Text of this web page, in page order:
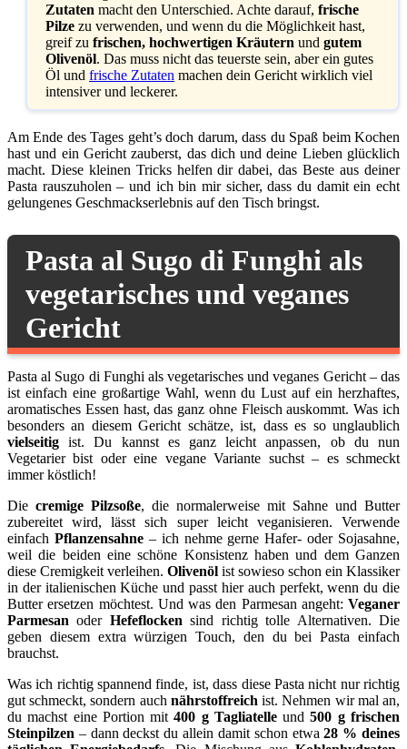
Zutaten macht den Unterschied. Achte darauf, frische
Pilze zu verwenden, und wenn du die Möglichkeit hast,
greif zu frischen, hochwertigen Kräutern und gutem
Olivenöl. Das muss nicht das teuerste sein, aber ein gutes
Öl und frische Zutaten machen dein Gericht wirklich viel
intensiver und leckerer.
Am Ende des Tages geht’s doch darum, dass du Spaß beim Kochen
hast und ein Gericht zauberst, das dich und deine Lieben glücklich
macht. Diese kleinen Tricks helfen dir dabei, das Beste aus deiner
Pasta rauszuholen – und ich bin mir sicher, dass du damit ein echt
gelungenes Geschmackserlebnis auf den Tisch bringst.
Pasta al Sugo di Funghi als
vegetarisches und veganes
Gericht
Pasta al Sugo di Funghi als vegetarisches und veganes Gericht – das
ist einfach eine großartige Wahl, wenn du Lust auf ein herzhaftes,
aromatisches Essen hast, das ganz ohne Fleisch auskommt. Was ich
besonders an diesem Gericht schätze, ist, dass es so unglaublich
vielseitig ist. Du kannst es ganz leicht anpassen, ob du nun
Vegetarier bist oder eine vegane Variante suchst – es schmeckt
immer köstlich!
Die cremige Pilzsoße, die normalerweise mit Sahne und Butter
zubereitet wird, lässt sich super leicht veganisieren. Verwende
einfach Pflanzensahne– ich nehme gerne Hafer- oder Sojasahne,
weil die beiden eine schöne Konsistenz haben und dem Ganzen
diese Cremigkeit verleihen. Olivenöl ist sowieso schon ein Klassiker
in der italienischen Küche und passt hier auch perfekt, wenn du die
Butter ersetzen möchtest. Und was den Parmesan angeht: Veganer
Parmesan oder Hefeflocken sind richtig tolle Alternativen. Die
geben diesem extra würzigen Touch, den du bei Pasta einfach
brauchst.
Was ich richtig spannend finde, ist, dass diese Pasta nicht nur richtig
gut schmeckt, sondern auch nährstoffreich ist. Nehmen wir mal an,
du machst eine Portion mit400 g Tagliatelleund500 g frischen
Steinpilzen – dann deckst du allein damit schon etwa28 % deines